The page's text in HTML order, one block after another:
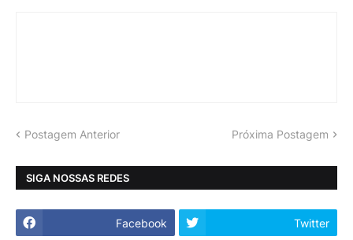
Postagem Anterior Próxima Postagem
SIGA NOSSAS REDES
Facebook Twitter